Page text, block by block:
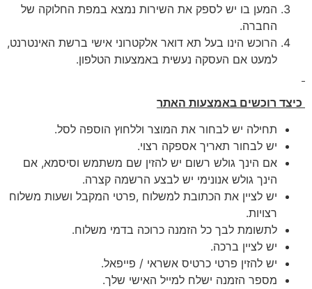
המען בו יש לספק את השירות נמצא במפת החלוקה של
החברה.
הרוכש הינו בעל תא דואר אלקטרוני אישי ברשת האינטרנט,
למעט אם העסקה נעשית באמצעות הטלפון.
כיצד רוכשים באמצעות האתר
תחילה יש לבחור את המוצר וללחוץ הוספה לסל.
יש לבחור תאריך אספקה רצוי.
אם הינך גולש רשום יש להזין שם משתמש וסיסמא, אם
הינך גולש אנונימי יש לבצע הרשמה קצרה.
יש לציין את הכתובת למשלוח ,פרטי המקבל ושעות משלוח
רצויות.
לתשומת לבך כל הזמנה כרוכה בדמי משלוח.
יש לציין ברכה.
יש להזין פרטי כרטיס אשראי / פייפאל.
מספר הזמנה ישלח למייל האישי שלך.